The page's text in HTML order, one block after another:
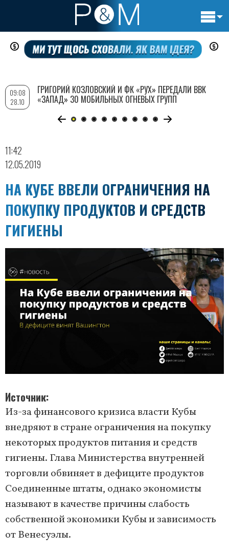
Перейти
содержанию
11:42
12.05.2019
НА КУБЕ ВВЕЛИ ОГРАНИЧЕНИЯ НА
ПОКУПКУ ПРОДУКТОВ И СРЕДСТВ
ГИГИЕНЫ
Источник
Из-за финансового кризиса власти Кубы
внедряют в стране ограничения на покупку
некоторых продуктов питания и средств
гигиены. Глава Министерства внутренней
торговли обвиняет в дефиците продуктов
Соединенные штаты, однако экономисты
называют в качестве причины слабость
собственной экономики Кубы и зависимость
от Венесуэлы.
09:08
28.10
ГРИГОРИЙ КОЗЛОВСКИЙ И ФК «РУХ» ПЕРЕДАЛИ ВВК
«ЗАПАД» 30 МОБИЛЬНЫХ ОГНЕВЫХ ГРУПП